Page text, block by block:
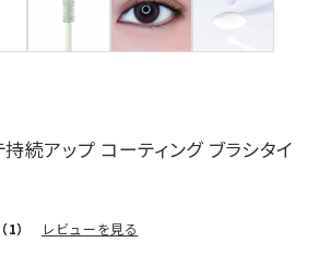
持続アップ コーティング ブラシタイ
（1） レビューを見る